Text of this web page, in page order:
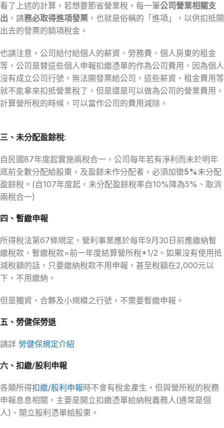
看了上述的計算，若想要節省營業稅，每一筆公司營業相關支
出 ，請務必取得進項發票 ，也就是俗稱的「進項」，以供扣抵開
出去的發票的銷項稅金。
也請注意，公司給付給個人的薪資、勞務費、個人房東的租金
等，公司是替這些個人申報扣繳憑單的作為公司費用，因為個人
沒有成立公司行號，無法開發票給公司，這些薪資、租金費用等
就不能拿來扣抵營業稅了，但是還是可以做為公司的營業費用，
計算營所稅的時候，可以當作公司的費用減除。
三、未分配盈餘稅:
自民國87年度起實施兩稅合一，公司每年若有淨利而未於明年
底前全數分配給股東，及盈餘未作分配者，必須加徵5%未分配
盈餘稅。(自107年度起，未分配盈餘稅率自10%降為5%、取消
兩稅合一)
四、暫繳申報
所得稅法第67條規定，營利事業應於每年9月30日前應繳納暫
繳稅款，暫繳稅款=前一年度結算營所稅*1/2。如果沒有使用抵
減稅額的話，只要繳納稅款不用申報，甚至稅額在2,000元以
下，不用繳納。
但是獨資、合夥及小規模之行號，不需要暫繳申報。
五、勞健保勞退
請詳 勞健保規定介紹
六、扣繳/股利申報
各類所得扣繳/股利申報時不會有稅金產生，但與營所稅的稅務
申報息息相關，主要是開立扣繳憑單給納稅義務人(通常是個
人)、開立股利憑單給股東。